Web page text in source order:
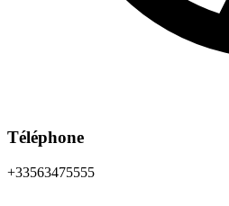
Téléphone
+33563475555